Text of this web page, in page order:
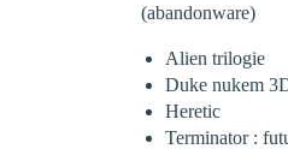
(abandonware)
Alien trilogie
Duke nukem
Heretic
Terminator :